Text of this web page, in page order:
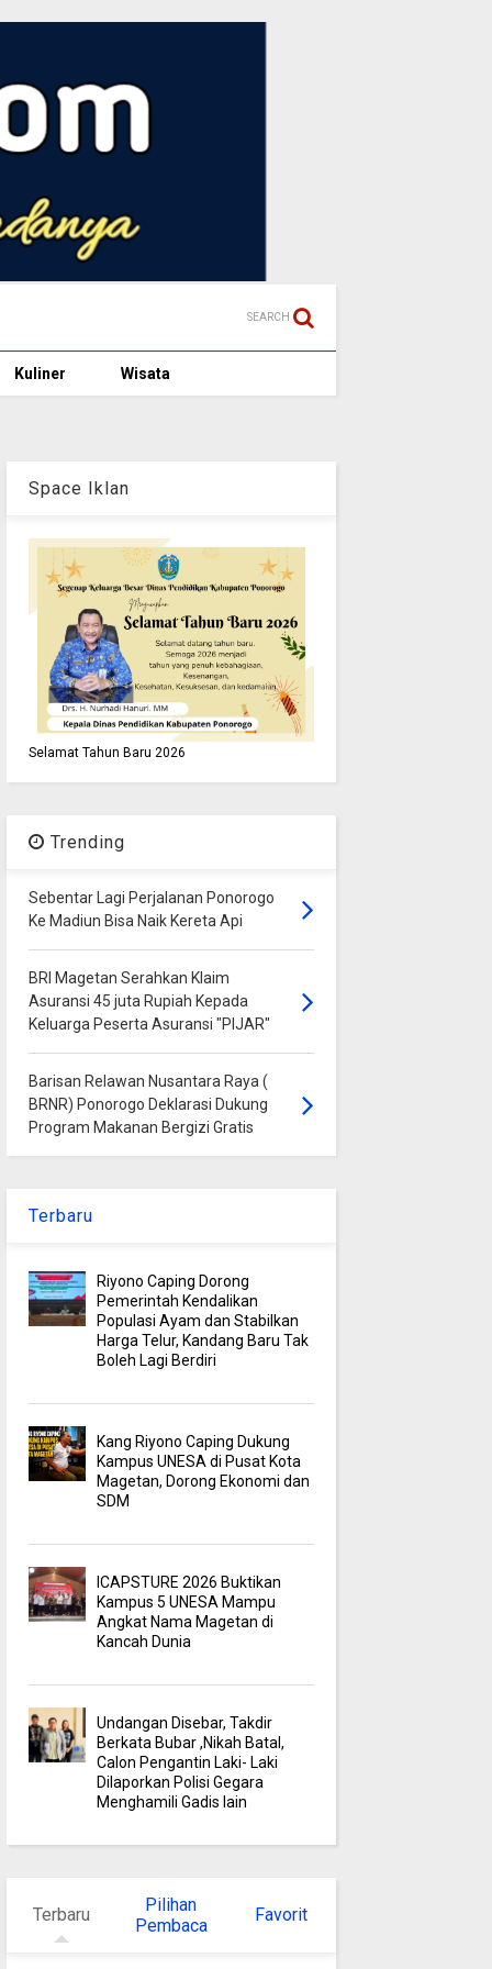
SEARCH
Kuliner Wisata
Space Iklan
Selamat Tahun Baru 2026
Trending
Sebentar Lagi Perjalanan Ponorogo
Ke Madiun Bisa Naik Kereta Api
BRI Magetan Serahkan Klaim
Asuransi 45 juta Rupiah Kepada
Keluarga Peserta Asuransi "PIJAR"
Barisan Relawan Nusantara Raya (
BRNR) Ponorogo Deklarasi Dukung
Program Makanan Bergizi Gratis
Terbaru
Riyono Caping Dorong
Pemerintah Kendalikan
Populasi Ayam dan Stabilkan
Harga Telur, Kandang Baru Tak
Boleh Lagi Berdiri
Kang Riyono Caping Dukung
Kampus UNESA di Pusat Kota
Magetan, Dorong Ekonomi dan
SDM
ICAPSTURE 2026 Buktikan
Kampus 5 UNESA Mampu
Angkat Nama Magetan di
Kancah Dunia
Undangan Disebar, Takdir
Berkata Bubar ,Nikah Batal,
Calon Pengantin Laki- Laki
Dilaporkan Polisi Gegara
Menghamili Gadis lain
Terbaru
Pilihan
Pembaca
Favorit